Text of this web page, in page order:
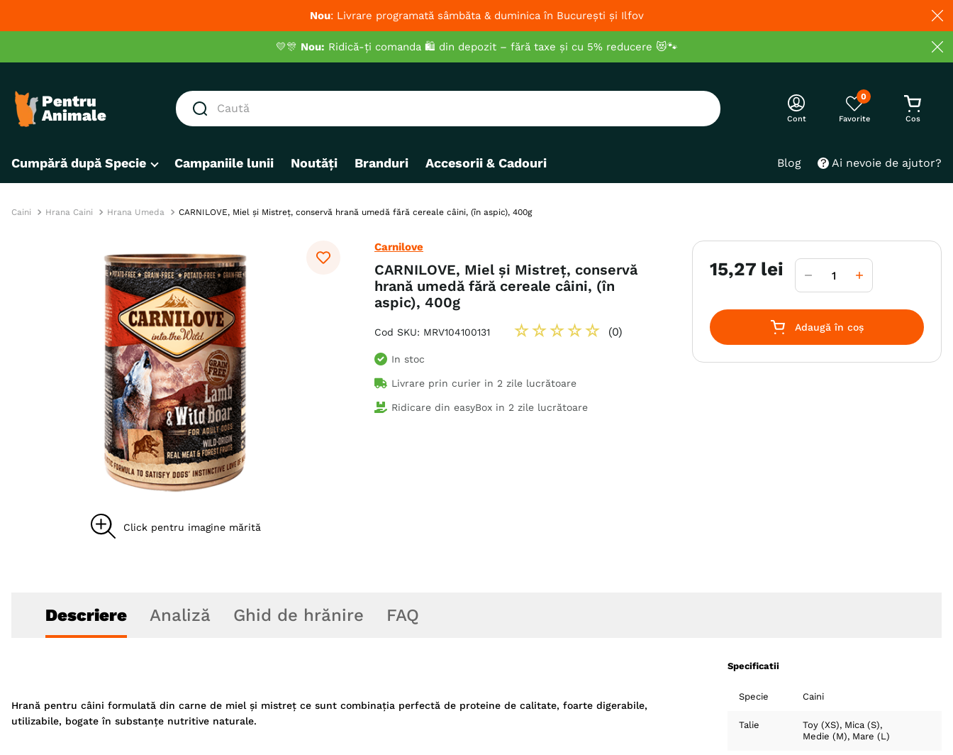
Nou: Livrare programată sâmbăta & duminica în București și Ilfov
💛🎊 Nou: Ridică-ți comanda 🛍️ din depozit – fără taxe și cu 5% reducere 😻🐾
Caută
1. hrana umeda pisici
3. hrana uscata pisici
5. brit
6. hrana uscata câini
7. hypoallergenic
8. acana
9. brit caini
10. recompense caini
Cont
0
Cumpără după Specie Campaniile lunii Noutăți Branduri Accesorii & Cadouri Blog Ai nevoie de ajutor?
Caini Hrana Caini Hrana Umeda CARNILOVE, Miel și Mistreț, conservă hrană umedă fără cereale câini, (în aspic), 400g
Carnilove
CARNILOVE, Miel și Mistreț, conservă
hrană umedă fără cereale câini, (în
aspic), 400g
Cod SKU: MRV104100131 ☆☆☆☆☆ (0)
In stoc
Livrare prin curier in 2 zile lucrătoare
Ridicare din easyBox in 2 zile lucrătoare
15,27 lei
Adaugă în coș
Descriere Analiză Ghid de hrănire FAQ
Hrană pentru câini formulată din carne de miel și mistreț ce sunt combinația perfectă de proteine ​​de calitate, foarte digerabile,
utilizabile, bogate în substanțe nutritive naturale.
Specificatii
Specie Caini
Talie Toy (XS) Mica (S)
Medie (M) Mare (L)